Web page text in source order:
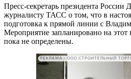
Пресс-секретарь президента
журналисту ТАСС о том, что в
подготовка к прямой линии с
Мероприятие запланировано на этот
пока не определены.